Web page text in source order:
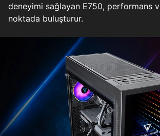
deneyimi sağlayan E750, performans
noktada buluşturur.